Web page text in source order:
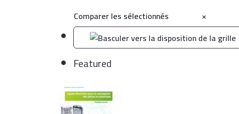
Comparer les sélectionnés ×
Featured